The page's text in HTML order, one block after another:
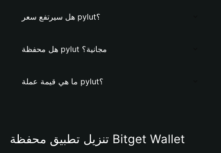
هل سيرتفع سعر pylut؟
هل محفظة pylut مجانية؟
ما هي قيمة عملة pylut؟
تنزيل تطبيق محفظة Bitget Wallet